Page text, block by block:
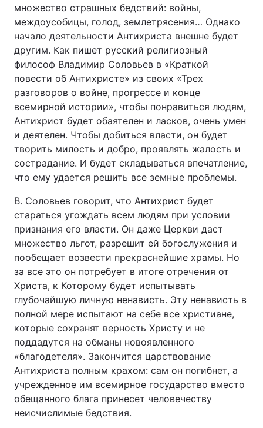
множество страшных бедствий: войны,
междоусобицы, голод, землетрясения… Однако
начало деятельности Антихриста внешне будет
другим. Как пишет русский религиозный
философ Владимир Соловьев в «Краткой
повести об Антихристе» из своих «Трех
разговоров о войне, прогрессе и конце
всемирной истории», чтобы понравиться людям,
Антихрист будет обаятелен и ласков, очень умен
и деятелен. Чтобы добиться власти, он будет
творить милость и добро, проявлять жалость и
сострадание. И будет складываться впечатление,
что ему удается решить все земные проблемы.
В. Соловьев говорит, что Антихрист будет
стараться угождать всем людям при условии
признания его власти. Он даже Церкви даст
множество льгот, разрешит ей богослужения и
пообещает возвести прекраснейшие храмы. Но
за все это он потребует в итоге отречения от
Христа, к Которому будет испытывать
глубочайшую личную ненависть. Эту ненависть в
полной мере испытают на себе все христиане,
которые сохранят верность Христу и не
поддадутся на обманы новоявленного
«благодетеля». Закончится царствование
Антихриста полным крахом: сам он погибнет, а
учрежденное им всемирное государство вместо
обещанного блага принесет человечеству
неисчислимые бедствия.